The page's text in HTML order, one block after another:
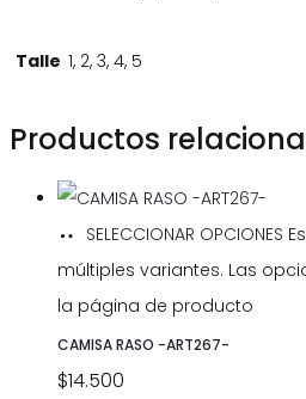
Talle 1, 2, 3, 4, 5
Productos
SELECCIONAR OPCIONES
múltiples variantes. Las
la página de producto
CAMISA RASO -ART267-
$14.500